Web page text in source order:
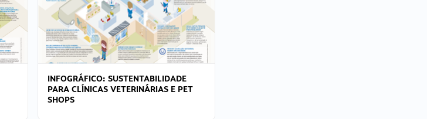
INFOGRÁFICO: SUSTENTABILIDADE
PARA CLÍNICAS VETERINÁRIAS E PET
SHOPS